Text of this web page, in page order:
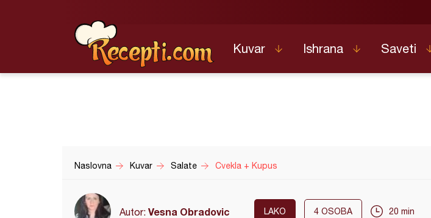
Kuvar Ishrana Saveti
Naslovna Kuvar Salate Cvekla + Kupus
Autor: Vesna Obradovic LAKO 4 OSOBA 20 min